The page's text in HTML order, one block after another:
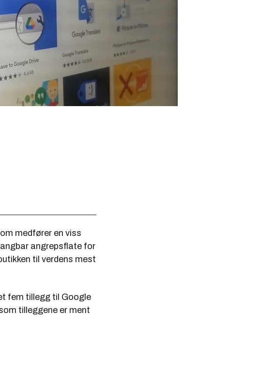
medfører en viss
angrepsflate for
til verdens mest
fem tillegg til Google
tilleggene er ment